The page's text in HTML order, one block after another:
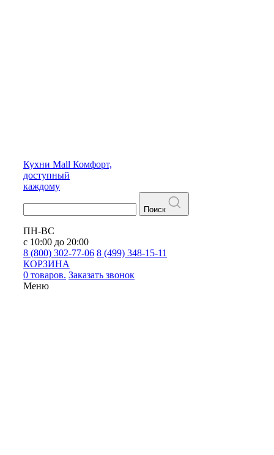
Кухни Mall Комфорт,
доступный
каждому
Поиск
ПН-ВС
с 10:00 до 20:00
8 (800) 302-77-06 8 (499) 348-15-11
КОРЗИНА
0 товаров. Заказать звонок
Меню